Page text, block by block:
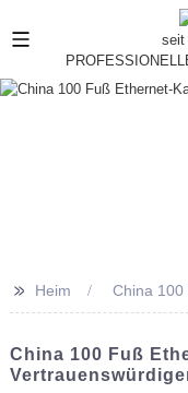
seit
>> Heim China 100
China 100 Fuß